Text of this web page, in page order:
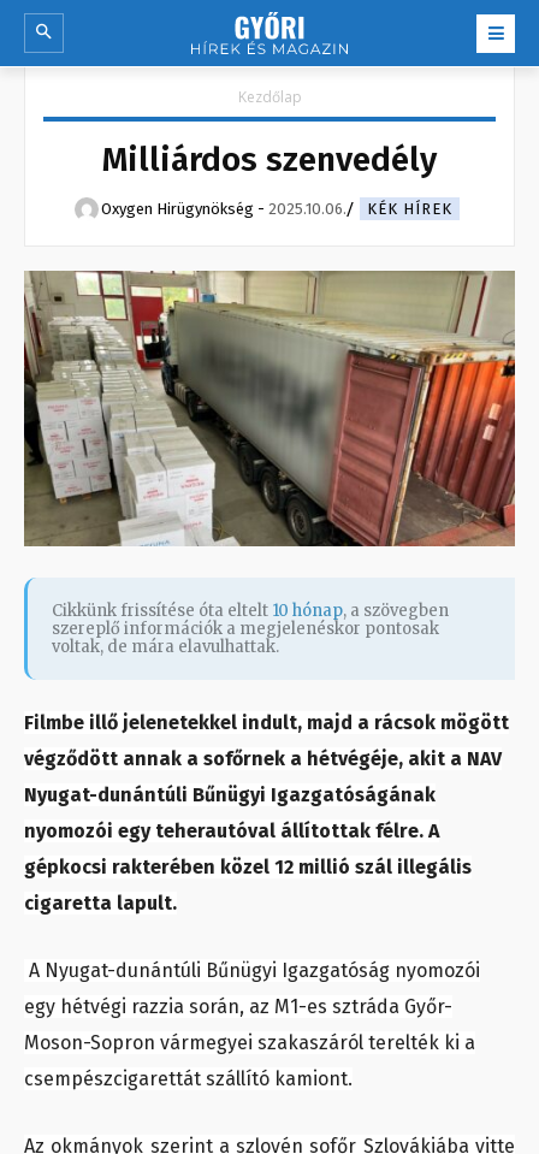
Kezdőlap
Milliárdos szenvedély
Oxygen Hirügynökség - 2025.10.06. KÉK HÍREK
Cikkünk frissítése óta eltelt 10 hónap, a szövegben
szereplő információk a megjelenéskor pontosak
voltak, de mára elavulhattak.
Filmbe illő jelenetekkel indult, majd a rácsok mögött
végződött annak a sofőrnek a hétvégéje, akit a NAV
Nyugat-dunántúli Bűnügyi Igazgatóságának
nyomozói egy teherautóval állítottak félre. A
gépkocsi rakterében közel 12 millió szál illegális
cigaretta lapult.
A Nyugat-dunántúli Bűnügyi Igazgatóság nyomozói
egy hétvégi razzia során, az M1-es sztráda Győr-
Moson-Sopron vármegyei szakaszáról terelték ki a
csempészcigarettát szállító kamiont.
Az okmányok szerint a szlovén sofőr Szlovákiába vitte